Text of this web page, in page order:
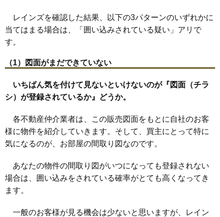
レインズを確認した結果、以下の3パターンのいずれかに
当てはまる場合は、「囲い込みされている疑い」アリで
す。
（1）図面がまだできていない
いちばん気を付けて見ないといけないのが『図面（チラ
シ）が登録されているか』どうか。
各不動産仲介業者は、この販売図面をもとに自社のお客
様に物件を紹介していきます。そして、買主にとって特に
気になるのが、お部屋の間取り図なのです。
あなたの物件の間取り図がいつになっても登録されない
場合は、囲い込みをされている確率がとても高くなってき
ます。
一般のお客様が見る機会は少ないと思いますが、レイン